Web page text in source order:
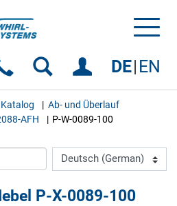
DE EN
Ab- und Überlauf
AFH
P-W-0089-100
P-X-0089-100